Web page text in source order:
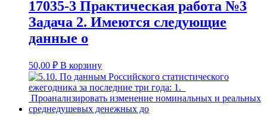
17035-3 Практическая работа №3
Задача 2. Имеются следующие
данные о
50,00 ₽ В корзину